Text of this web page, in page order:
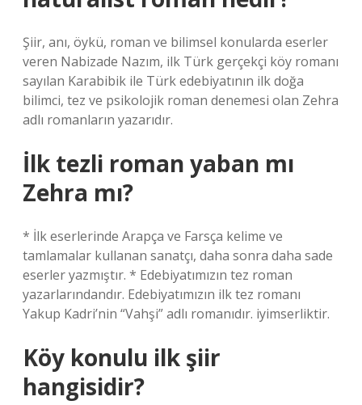
Şiir, anı, öykü, roman ve bilimsel konularda eserler
veren Nabizade Nazım, ilk Türk gerçekçi köy romanı
sayılan Karabibik ile Türk edebiyatının ilk doğa
bilimci, tez ve psikolojik roman denemesi olan Zehra
adlı romanların yazarıdır.
İlk tezli roman yaban mı
Zehra mı?
* İlk eserlerinde Arapça ve Farsça kelime ve
tamlamalar kullanan sanatçı, daha sonra daha sade
eserler yazmıştır. * Edebiyatımızın tez roman
yazarlarındandır. Edebiyatımızın ilk tez romanı
Yakup Kadri’nin “Vahşi” adlı romanıdır. iyimserliktir.
Köy konulu ilk şiir
hangisidir?